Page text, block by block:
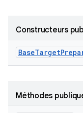
Constructeurs
BaseTarget
Méthodes